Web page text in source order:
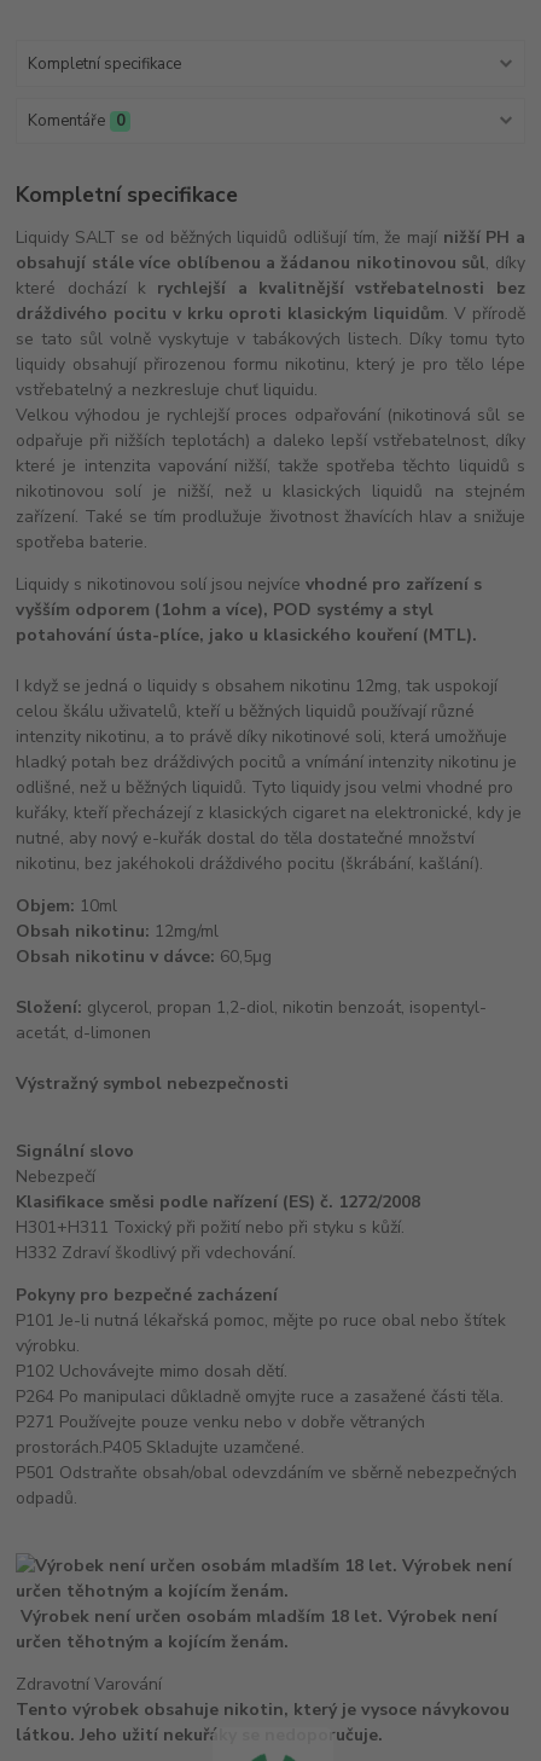
Kompletní specifikace
Komentáře 0
Kompletní specifikace
Liquidy SALT se od běžných liquidů odlišují tím, že mají nižší PH a
obsahují stále více oblíbenou a žádanou nikotinovou sůl, díky
které dochází k rychlejší a kvalitnější vstřebatelnosti bez
dráždivého pocitu v krku oproti klasickým liquidům. V přírodě
se tato sůl volně vyskytuje v tabákových listech. Díky tomu tyto
liquidy obsahují přirozenou formu nikotinu, který je pro tělo lépe
vstřebatelný a nezkresluje chuť liquidu.
Velkou výhodou je rychlejší proces odpařování (nikotinová sůl se
odpařuje při nižších teplotách) a daleko lepší vstřebatelnost, díky
které je intenzita vapování nižší, takže spotřeba těchto liquidů s
nikotinovou solí je nižší, než u klasických liquidů na stejném
zařízení. Také se tím prodlužuje životnost žhavících hlav a snižuje
spotřeba baterie.
Liquidy s nikotinovou solí jsou nejvícevhodné pro zařízení s
vyšším odporem (1ohm a více), POD systémy a styl
potahování ústa-plíce, jako u klasického kouření (MTL).
I když se jedná o liquidy s obsahem nikotinu 12mg, tak uspokojí
celou škálu uživatelů, kteří u běžných liquidů používají různé
intenzity nikotinu, a to právě díky nikotinové soli, která umožňuje
hladký potah bez dráždivých pocitů a vnímání intenzity nikotinu je
odlišné, než u běžných liquidů. Tyto liquidy jsou velmi vhodné pro
kuřáky, kteří přecházejí z klasických cigaret na elektronické, kdy je
nutné, aby nový e-kuřák dostal do těla dostatečné množství
nikotinu, bez jakéhokoli dráždivého pocitu (škrábání, kašlání).
Objem: 10ml
Obsah nikotinu: 12mg/ml
Obsah nikotinu v dávce: 60,5μg
Složení: glycerol, propan 1,2-diol, nikotin benzoát, isopentyl-
acetát, d-limonen
Výstražný symbol nebezpečnosti
Signální slovo
Nebezpečí
Klasifikace směsi podle nařízení (ES) č. 1272/2008
H301+H311 Toxický při požití nebo při styku s kůží.
H332 Zdraví škodlivý při vdechování.
Pokyny pro bezpečné zacházení
P101 Je-li nutná lékařská pomoc, mějte po ruce obal nebo štítek
výrobku.
P102 Uchovávejte mimo dosah dětí.
P264 Po manipulaci důkladně omyjte ruce a zasažené části těla.
P271 Používejte pouze venku nebo v dobře větraných
prostorách.P405 Skladujte uzamčené.
P501 Odstraňte obsah/obal odevzdáním ve sběrně nebezpečných
odpadů.
Výrobek není určen osobám mladším 18 let. Výrobek není
určen těhotným a kojícím ženám.
Zdravotní Varování
Tento výrobek obsahuje nikotin, který je vysoce návykovou
látkou. Jeho užití nekuřáky se nedoporučuje.